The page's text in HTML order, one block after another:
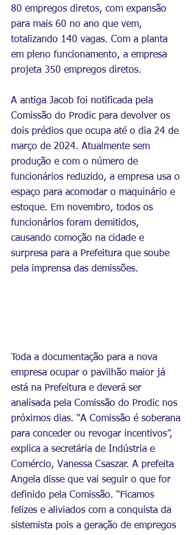
80 empregos diretos, com expansão
para mais 60 no ano que vem,
totalizando 140 vagas. Com a planta
em pleno funcionamento, a empresa
projeta 350 empregos diretos.
A antiga Jacob foi notificada pela
Comissão do Prodic para devolver os
dois prédios que ocupa até o dia 24 de
março de 2024. Atualmente sem
produção e com o número de
funcionários reduzido, a empresa usa o
espaço para acomodar o maquinário e
estoque. Em novembro, todos os
funcionários foram demitidos,
causando comoção na cidade e
surpresa para a Prefeitura que soube
pela imprensa das demissões.
Toda a documentação para a nova
empresa ocupar o pavilhão maior já
está na Prefeitura e deverá ser
analisada pela Comissão do Prodic nos
próximos dias. “A Comissão é soberana
para conceder ou revogar incentivos”,
explica a secretária de Indústria e
Comércio, Vanessa Csaszar. A prefeita
Angela disse que vai seguir o que for
definido pela Comissão. “Ficamos
felizes e aliviados com a conquista da
sistemista pois a geração de empregos